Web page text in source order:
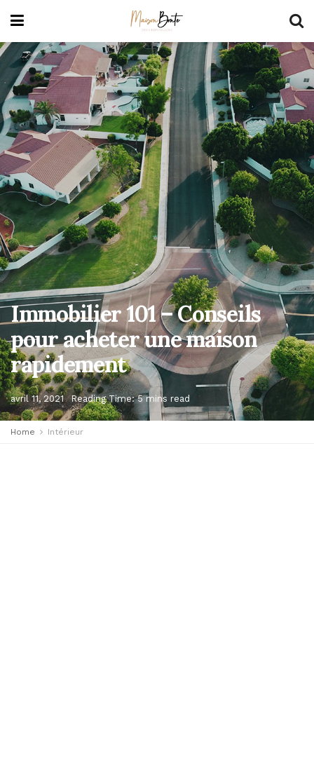
Immobilier 101 – Conseils
pour acheter une maison
rapidement
avril 11, 2021 Reading Time: 5 mins read
Home Intérieur